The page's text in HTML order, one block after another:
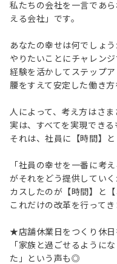
私たちの会社を一言であ
える会社」です。
あなたの幸せは何でしょう
やりたいことにチャレンジ
経験を活かしてステップア
腰をすえて安定した働き方
人によって、考え方はさま
実は、すべてを実現できる
それは、社員に【時間】
「社員の幸せを一番に考
がそれをどう提供してい
カスしたのが【時間】と
これだけの改革を行ってき
★店舗休業日をつくり休日
「家族と過ごせるように
た」という声も◎